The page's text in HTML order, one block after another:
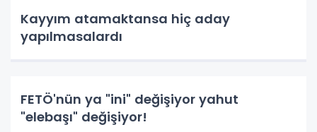
Kayyım atamaktansa hiç aday
yapılmasalardı
FETÖ'nün ya "ini" değişiyor yahut
"elebaşı" değişiyor!